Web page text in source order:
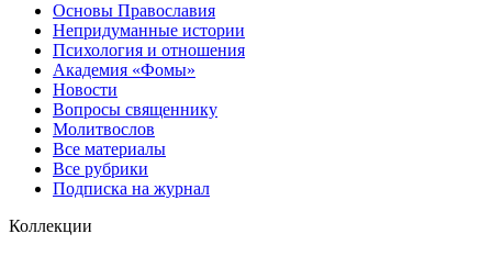
Основы Православия
Непридуманные истории
Психология и отношения
Академия «Фомы»
Новости
Вопросы священнику
Молитвослов
Все материалы
Все рубрики
Подписка на журнал
Коллекции